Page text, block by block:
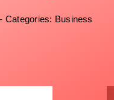
- Categories: Business